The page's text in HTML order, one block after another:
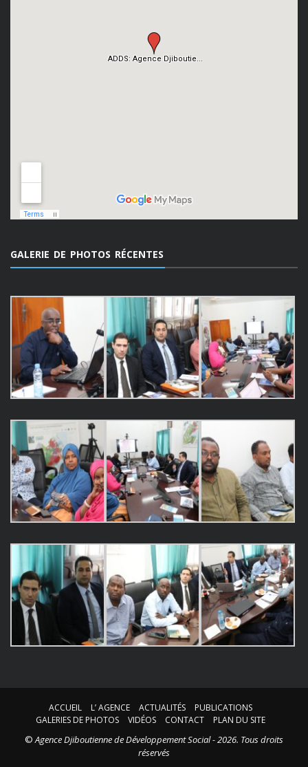
GALERIE DE PHOTOS RÉCENTES
ACCUEIL L’ AGENCE ACTUALITÉS
PUBLICATIONS
GALERIES DE PHOTOS
VIDÉOS CONTACT PLAN DU SITE
©Agence Djiboutienne de Développement Social - 2026. Tous droits
réservés